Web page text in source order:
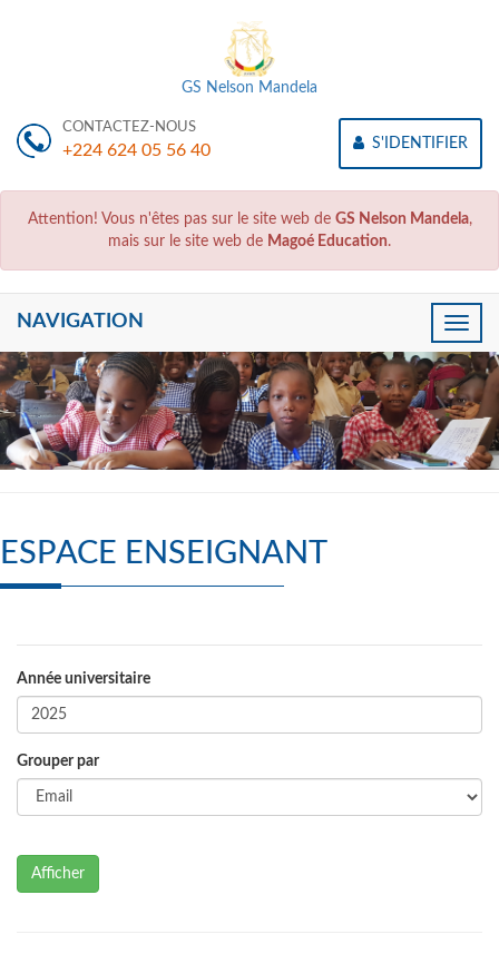
GS Nelson Mandela
CONTACTEZ-NOUS
+224 624 05 56 40 S'IDENTIFIER
Attention! Vous n'êtes pas sur le site web de GS Nelson Mandela,
mais sur le site web de Magoé Education.
Toggle
NAVIGATION
ESPACE ENSEIGNANT
Année universitaire
Grouper par
Afficher